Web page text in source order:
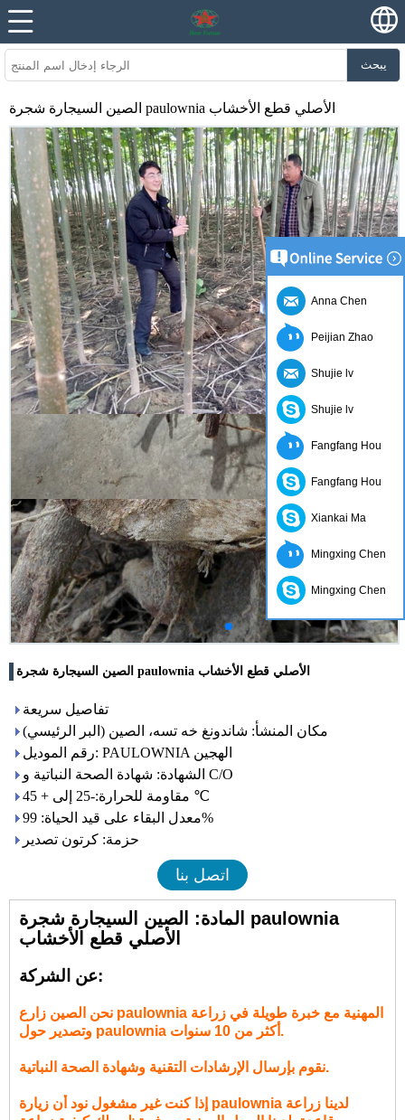
يبحث
الصين السيجارة شجرة paulownia الأصلي قطع الأخشاب
الصين السيجارة شجرة paulownia الأصلي قطع الأخشاب
تفاصيل سريعة
مكان المنشأ: شاندونغ خه تسه، الصين (البر الرئيسي)
رقم الموديل: PAULOWNIA الهجين
الشهادة: شهادة الصحة النباتية و C/O
مقاومة للحرارة:-25 إلى + 45 ℃
معدل البقاء على قيد الحياة: 99%
حزمة: كرتون تصدير
اتصل بنا
المادة: الصين السيجارة شجرة paulownia
الأصلي قطع الأخشاب
عن الشركة:
نحن الصين زارع paulownia المهنية مع خبرة طويلة في زراعة
وتصدير حول paulownia أكثر من 10 سنوات.
نقوم بإرسال الإرشادات التقنية وشهادة الصحة النباتية.
إذا كنت غير مشغول نود أن زيارة paulownia لدينا زراعة
Anna Chen
Peijian Zhao
Shujie lv
Shujie lv
Fangfang Hou
Fangfang Hou
Xiankai Ma
Mingxing Chen
Mingxing Chen